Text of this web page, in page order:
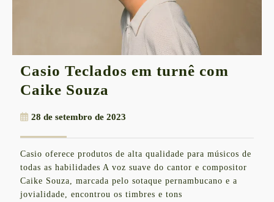
Casio Teclados em turnê com
Caike Souza
em
turnê
com
Caike
Souza
28 de setembro de 2023
de
2023
Casio oferece produtos de alta qualidade para músicos de
todas as habilidades A voz suave do cantor e compositor
Caike Souza, marcada pelo sotaque pernambucano e a
jovialidade, encontrou os timbres e tons